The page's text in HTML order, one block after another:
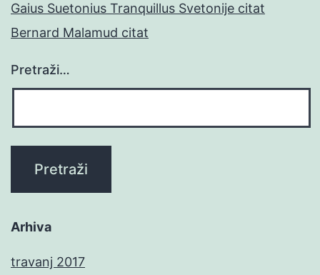
Gaius Suetonius Tranquillus Svetonije citat
Bernard Malamud citat
Pretraži…
Arhiva
travanj 2017